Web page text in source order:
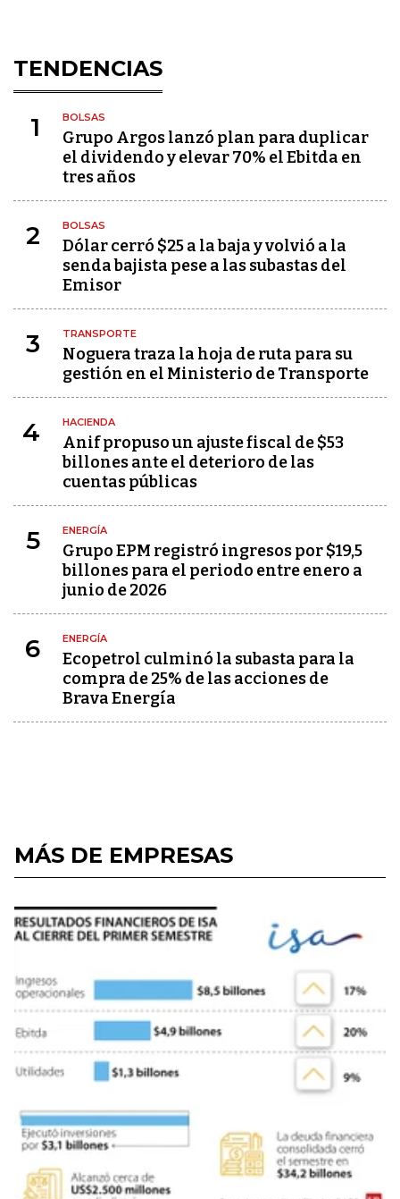
TENDENCIAS
1 BOLSAS
Grupo Argos lanzó plan para duplicar
el dividendo y elevar 70% el Ebitda en
tres años
2 BOLSAS
Dólar cerró $25 a la baja y volvió a la
senda bajista pese a las subastas del
Emisor
3 TRANSPORTE
Noguera traza la hoja de ruta para su
gestión en el Ministerio de Transporte
4 HACIENDA
Anif propuso un ajuste fiscal de $53
billones ante el deterioro de las
cuentas públicas
5 ENERGÍA
Grupo EPM registró ingresos por $19,5
billones para el periodo entre enero a
junio de 2026
6 ENERGÍA
Ecopetrol culminó la subasta para la
compra de 25% de las acciones de
Brava Energía
MÁS DE EMPRESAS